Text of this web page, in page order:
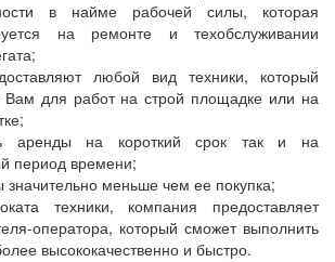
в найме рабочей силы, которая
на ремонте и техобслуживании
любой вид техники, который
Вам для работ на строй площадке или на
аренды на короткий срок так и на
период времени;
меньше чем ее покупка;
техники, компания предоставляет
оператора, который сможет выполнить
высококачественно и быстро.